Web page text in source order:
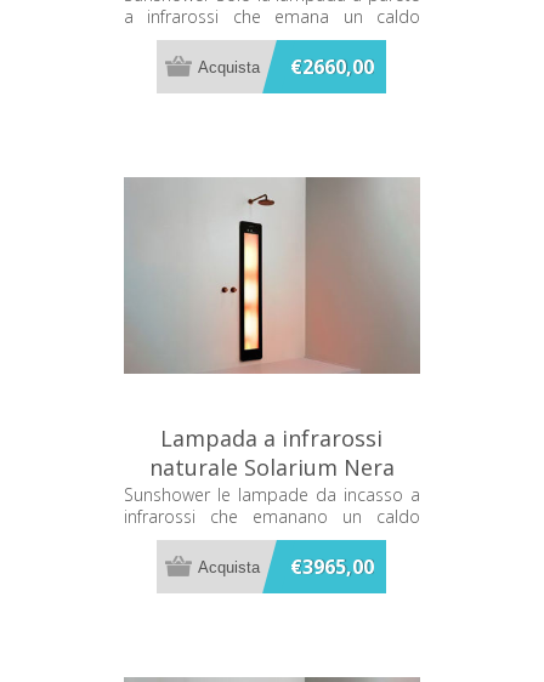
a infrarossi che emana un caldo
terapeutico mentre ti fai la doccia
€2660,00
Lampada a infrarossi
naturale Solarium Nera
Sunshower One L L0500-
L0102
Sunshower le lampade da incasso a
infrarossi che emanano un caldo
terapeutico mentre ti fai la doccia
€3965,00